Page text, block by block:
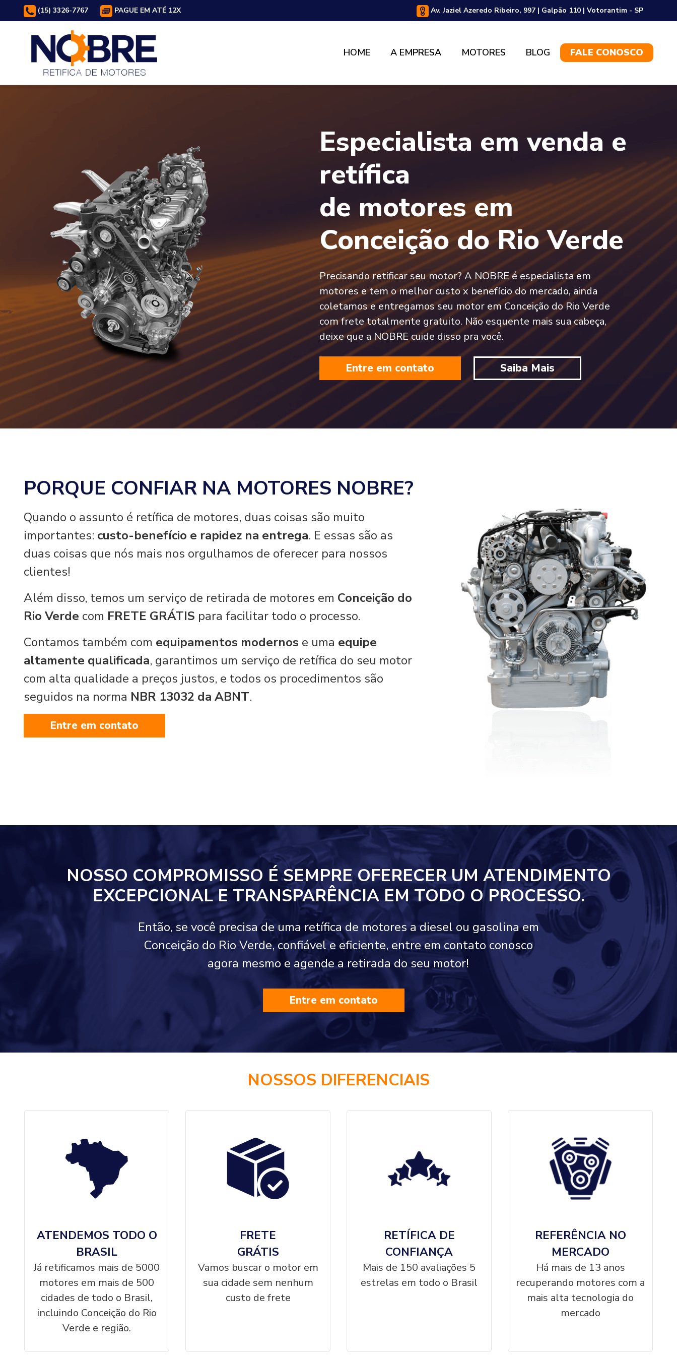
(15) 3326-7767 PAGUE EM ATÉ 12X Av. Jaziel Azeredo Ribeiro, 997 | Galpão 110 | Votorantim - SP
HOME A EMPRESA MOTORES BLOG FALE CONOSCO
Especialista em venda e
retífica
de motores em
Conceição do Rio Verde
Precisando retificar seu motor? A NOBRE é especialista em
motores e tem o melhor custo x benefício do mercado, ainda
coletamos e entregamos seu motor em Conceição do Rio Verde
com frete totalmente gratuito. Não esquente mais sua cabeça,
deixe que a NOBRE cuide disso pra você.
Entre em contato Saiba Mais
PORQUE CONFIAR NA MOTORES NOBRE?
Quando o assunto é retífica de motores, duas coisas são muito
importantes: custo-benefício e rapidez na entrega. E essas são as
duas coisas que nós mais nos orgulhamos de oferecer para nossos
clientes!
Além disso, temos um serviço de retirada de motores em Conceição do
Rio Verde com FRETE GRÁTIS para facilitar todo o processo.
Contamos também com equipamentos modernos e uma equipe
altamente qualificada, garantimos um serviço de retífica do seu motor
com alta qualidade a preços justos, e todos os procedimentos são
seguidos na norma NBR 13032 da ABNT.
Entre em contato
NOSSO COMPROMISSO É SEMPRE OFERECER UM ATENDIMENTO
EXCEPCIONAL E TRANSPARÊNCIA EMTODO O PROCESSO.
Então, se você precisa de uma retífica de motores a diesel ou gasolina em
Conceição do Rio Verde, confiável e eficiente, entre em contato conosco
agora mesmo e agende a retirada do seu motor!
Entre em contato
NOSSOS DIFERENCIAIS
ATENDEMOS TODO O
BRASIL
Já retificamos mais de 5000
motores em mais de 500
cidades de todo o Brasil,
incluindo Conceição do Rio
Verde e região.
FRETE
GRÁTIS
Vamos buscar o motor em
sua cidade sem nenhum
custo de frete
RETÍFICA DE
CONFIANÇA
Mais de 150 avaliações 5
estrelas em todo o Brasil
REFERÊNCIA NO
MERCADO
Há mais de 13 anos
recuperando motores com a
mais alta tecnologia do
mercado